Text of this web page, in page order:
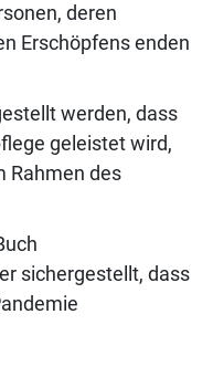
deren
Erschöpfens enden
werden, dass
geleistet wird,
Rahmen des
sichergestellt, dass